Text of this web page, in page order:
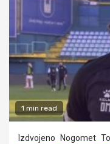
1 min read
Izdvojeno Nogomet